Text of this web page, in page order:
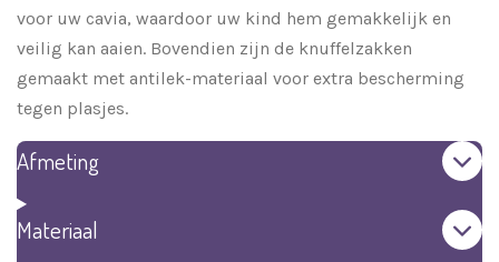
voor uw cavia, waardoor uw kind hem gemakkelijk en
veilig kan aaien. Bovendien zijn de knuffelzakken
gemaakt met antilek-materiaal voor extra bescherming
tegen plasjes.
Afmeting
Materiaal